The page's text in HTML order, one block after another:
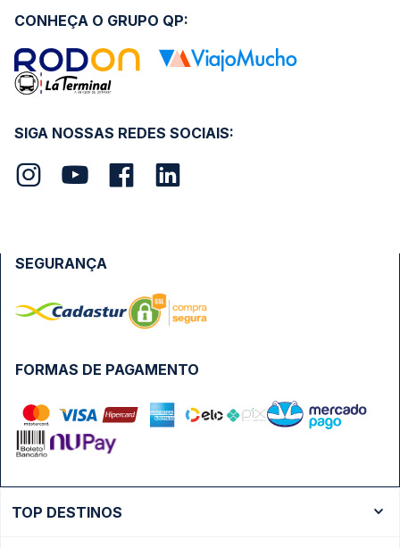
SIGA NOSSAS REDES SOCIAIS:
CONHEÇA O GRUPO QP:
FORMAS DE PAGAMENTO
SEGURANÇA
TOP DESTINOS